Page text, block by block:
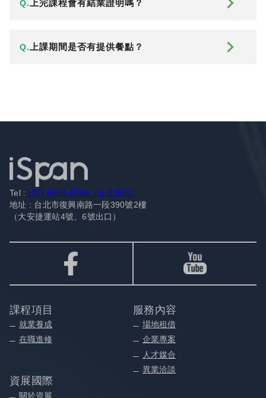
Q. 上完課程會有結業證明嗎？
Q. 上課期間是否有提供餐點？
Tel : (02) 6631-6588（台北窗口）
地址 : 台北市復興南路一段390號2樓
（大安捷運站4號、6號出口）
課程項目
就業養成
在職進修
服務內容
場地租借
企業專案
人才媒合
異業洽談
資展國際
關於資展